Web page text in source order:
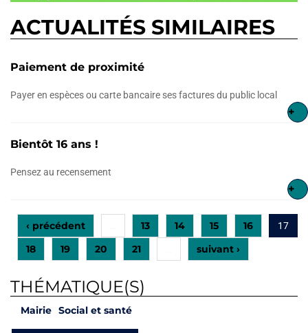
ACTUALITÉS SIMILAIRES
Paiement de proximité
Payer en espèces ou carte bancaire ses factures du public local
+
Bientôt 16 ans !
Pensez au recensement
+
‹ précédent 13 14 15 16 17
18 19 20 21 suivant ›
THÉMATIQUE(S)
Mairie Social et santé